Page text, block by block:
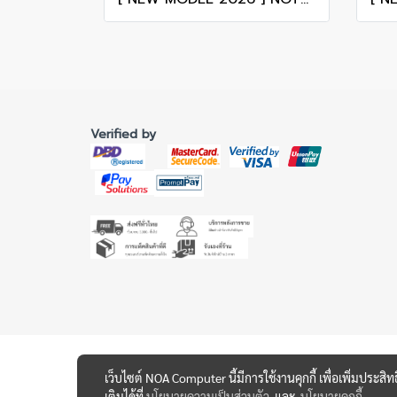
Verified by
เว็บไซต์ NOA Computer นี้มีการใช้งานคุกกี้ เพื่อเพิ่มประ